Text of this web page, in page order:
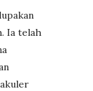
Ia telah